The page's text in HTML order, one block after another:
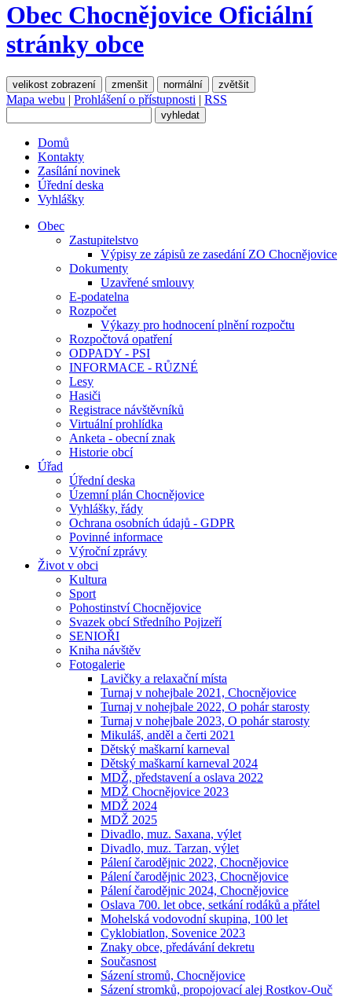
Obec Chocnějovice Oficiální
stránky obce
velikost zobrazení zmenšit normální zvětšit
Mapa webu | Prohlášení o přístupnosti | RSS
Domů
Kontakty
Zasílání novinek
Úřední deska
Vyhlášky
Obec
Zastupitelstvo
Výpisy ze zápisů ze zasedání ZO Chocnějovice
Dokumenty
Uzavřené smlouvy
E-podatelna
Rozpočet
Výkazy pro hodnocení plnění rozpočtu
Rozpočtová opatření
ODPADY - PSI
INFORMACE - RŮZNÉ
Lesy
Hasiči
Registrace návštěvníků
Virtuální prohlídka
Anketa - obecní znak
Historie obcí
Úřad
Úřední deska
Územní plán Chocnějovice
Vyhlášky, řády
Ochrana osobních údajů - GDPR
Povinné informace
Výroční zprávy
Život v obci
Kultura
Sport
Pohostinství Chocnějovice
Svazek obcí Středního Pojizeří
SENIOŘI
Kniha návštěv
Fotogalerie
Lavičky a relaxační místa
Turnaj v nohejbale 2021, Chocnějovice
Turnaj v nohejbale 2022, O pohár starosty
Turnaj v nohejbale 2023, O pohár starosty
Mikuláš, anděl a čerti 2021
Dětský maškarní karneval
Dětský maškarní karneval 2024
MDŽ, představení a oslava 2022
MDŽ Chocnějovice 2023
MDŽ 2024
MDŽ 2025
Divadlo, muz. Saxana, výlet
Divadlo, muz. Tarzan, výlet
Pálení čarodějnic 2022, Chocnějovice
Pálení čarodějnic 2023, Chocnějovice
Pálení čarodějnic 2024, Chocnějovice
Oslava 700. let obce, setkání rodáků a přátel
Mohelská vodovodní skupina, 100 let
Cyklobiatlon, Sovenice 2023
Znaky obce, předávání dekretu
Současnost
Sázení stromů, Chocnějovice
Sázení stromků, propojovací alej Rostkov-Ouč